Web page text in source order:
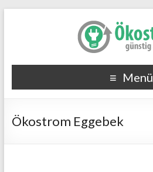
Menü
Ökostrom Eggebek